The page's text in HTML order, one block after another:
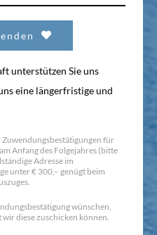
unterstützen Sie uns
eine längerfristige und
für
Anfang des Folgejahres (bitte
Adresse im
unter € 300,– genügt beim
wünschen,
diese zuschicken können.